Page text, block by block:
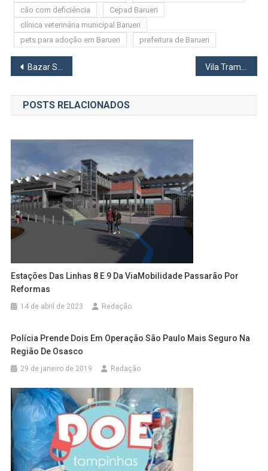
cão com deficiência
Cepad Barueri
clínica veterinária municipal Barueri
pets para adoção em Barueri
prefeitura de Barueri
Navegação
de
Post
Bazar Solidário em Osasco acontece neste sábado (19) na Emef Professora Jeanete Beauchamp
POSTS RELACIONADOS
Estações Das Linhas 8 E 9 Da ViaMobilidade Passarão Por
Reformas
14 de abril de 2023 Redação
Polícia Prende Dois Em Operação São Paulo Mais Seguro Na
Região De Osasco
29 de janeiro de 2019 Redação